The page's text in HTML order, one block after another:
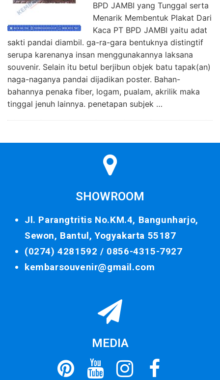
BPD JAMBI yang Tunggal serta
Menarik Membentuk Plakat Dari
Kaca PT BPD JAMBI yaitu adat
sakti pandai diambil. ga-ra-gara bentuknya distingtif
serupa karenanya insan menggunakannya laksana
souvenir. Selain itu betul berjibun objek batu tapak(an)
naga-naganya pandai dijadikan poster. Bahan-
bahannya penaka fiber, logam, pualam, akrilik maka
tinggal jenuh lainnya. penetapan subjek …
SHOWROOM
Jl. Parangtritis No.KM.4, Bangunharjo,
Sewon, Bantul, Yogyakarta 55187
(0274) 4281592 / 0856-4315-7927
kembarsouvenir@gmail.com
MEDIA